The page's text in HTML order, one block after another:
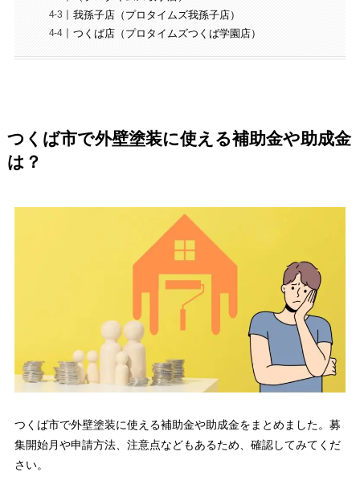
我孫子店（プロタイムズ我孫子店）
つくば店（プロタイムズつくば学園店）
つくば市で外壁塗装に使える補助金や助成金
は？
つくば市で外壁塗装に使える補助金や助成金をまとめました。募
集開始月や申請方法、注意点などもあるため、確認してみてくだ
さい。